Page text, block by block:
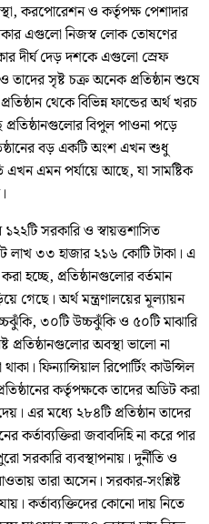
করপোরেশন ও কর্তৃপক্ষ পেশাদার
এগুলো নিজস্ব লোক তোষণের
দীর্ঘ দেড় দশকে এগুলো স্রেফ
সৃষ্ট চক্র অনেক প্রতিষ্ঠান শুষে
থেকে বিভিন্ন ফান্ডের অর্থ খরচ
বিপুল পাওনা পড়ে
বড় একটি অংশ এখন শুধু
এমন পর্যায়ে আছে, যা সামষ্টিক
সরকারি ও স্বায়ত্তশাসিত
লাখ ৩৩ হাজার ২১৬ কোটি টাকা। এ
হচ্ছে, প্রতিষ্ঠানগুলোর বর্তমান
গেছে। অর্থ মন্ত্রণালয়ের মূল্যায়ন
৩০টি উচ্চঝুঁকি ও ৫০টি মাঝারি
প্রতিষ্ঠানগুলোর অবস্থা ভালো না
ফিন্যান্সিয়াল রিপোর্টিং কাউন্সিল
কর্তৃপক্ষকে তাদের অডিট করা
এর মধ্যে ২৮৪টি প্রতিষ্ঠান তাদের
কর্তাব্যক্তিরা জবাবদিহি না করে পার
সরকারি ব্যবস্থাপনায়। দুর্নীতি ও
তারা অসেন। সরকার-সংশ্লিষ্ট
কর্তাব্যক্তিদের কোনো দায় নিতে